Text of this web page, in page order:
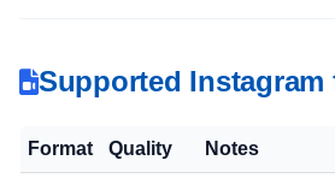
Supported Instagram
Format Quality Notes